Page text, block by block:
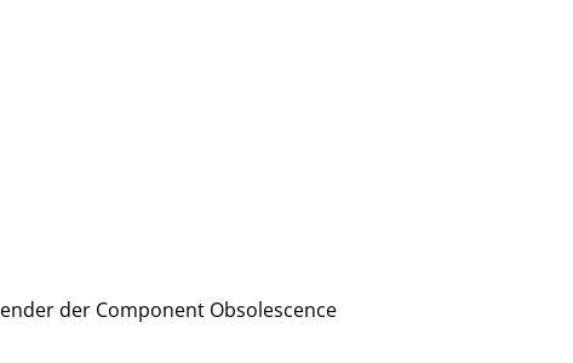
der Component Obsolescence